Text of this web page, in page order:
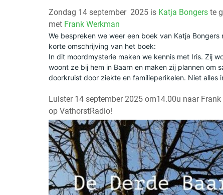
Zondag 14 september 2025 is Katja Bongers te
met Frank Werkman
We bespreken we weer een boek van Katja
korte omschrijving van het boek:
In dit moordmysterie maken we kennis met Iris. Zij
woont ze bij hem in Baarn en maken zij plannen om
doorkruist door ziekte en familieperikelen. Niet alles
Luister 14 september 2025 om14.00u naar
op VathorstRadio!